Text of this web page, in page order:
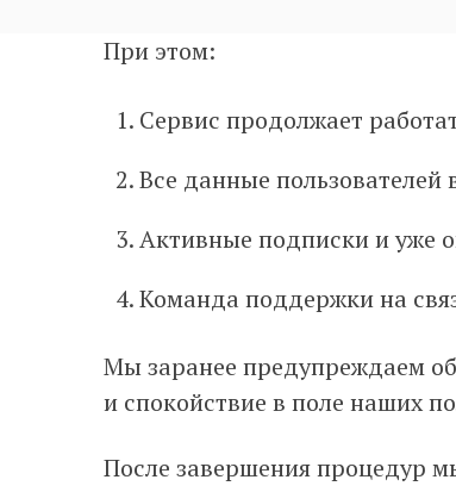
При этом:
Сервис продолжает
Все данные пользователей
Активные подписки и уже
Команда поддержки на
Мы заранее предупреждаем
и спокойствие в поле наших
После завершения процедур